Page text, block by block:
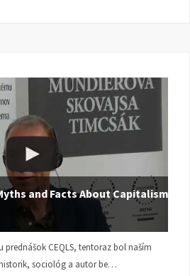
and Facts About Capitalism |
prednášok CEQLS, tentoraz bol naším
sociológ a autor be…